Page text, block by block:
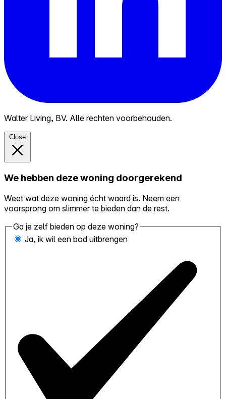
Walter Living, BV. Alle rechten voorbehouden.
Close
We hebben deze woning doorgerekend
Weet wat deze woning écht waard is. Neem een
voorsprong om slimmer te bieden dan de rest.
Ga je zelf bieden op deze woning?
Ja, ik wil een bod uitbrengen